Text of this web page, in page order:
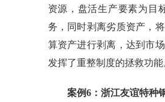
资源，盘活生产要素为目
务，同时剥离劣质资产，
算资产进行剥离，达到市
发挥了重整制度的拯救功能
案例6：浙江友谊特种